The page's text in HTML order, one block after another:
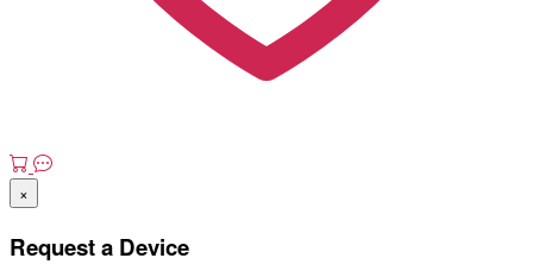
×
Request a Device